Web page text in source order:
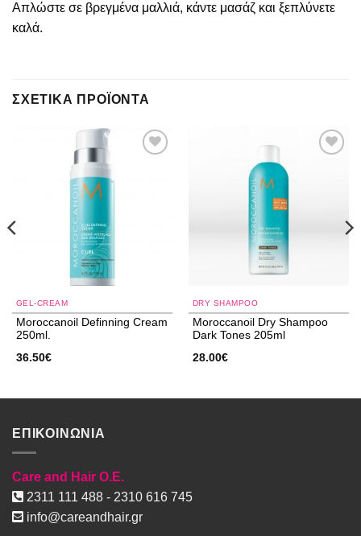
Απλώστε σε βρεγμένα μαλλιά, κάντε μασάζ και ξεπλύνετε
καλά.
ΣΧΕΤΙΚΆ ΠΡΟΪΌΝΤΑ
GEL-CREAM
Moroccanoil Definning Cream
250ml.
36.50€
DRY SHAMPOO
Moroccanoil Dry Shampoo
Dark Tones 205ml
28.00€
ΕΠΙΚΟΙΝΩΝΙΑ
Care and Hair O.E.
2311 111 488 - 2310 616 745
info@careandhair.gr